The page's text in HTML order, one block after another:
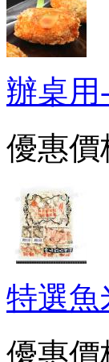
辦桌用
優惠價
特選魚
優惠價